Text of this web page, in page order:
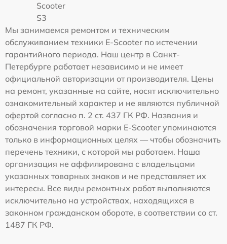
Scooter
S3
Мы занимаемся ремонтом и техническим
обслуживанием техники E-Scooter по истечении
гарантийного периода. Наш центр в Санкт-
Петербурге работает независимо и не имеет
официальной авторизации от производителя. Цены
на ремонт, указанные на сайте, носят исключительно
ознакомительный характер и не являются публичной
офертой согласно п. 2 ст. 437 ГК РФ. Названия и
обозначения торговой марки E-Scooter упоминаются
только в информационных целях — чтобы обозначить
перечень техники, с которой мы работаем. Наша
организация не аффилирована с владельцами
указанных товарных знаков и не представляет их
интересы. Все виды ремонтных работ выполняются
исключительно на устройствах, находящихся в
законном гражданском обороте, в соответствии со ст.
1487 ГК РФ.